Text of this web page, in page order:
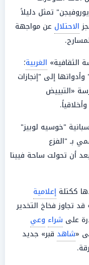
تمثل دليلاً
الاحتلال عن مواجهة
الثقافية» الغربية؛
إلى "إنجازات
«التبييض
"خوسيه لوبيز"
بـ "الفزع
أن تحولت ساحة فيينا
ككتلة إعلامية
تجاوز فخاخ التخدير
على شراء وعي
«شاهد قبر» جديد